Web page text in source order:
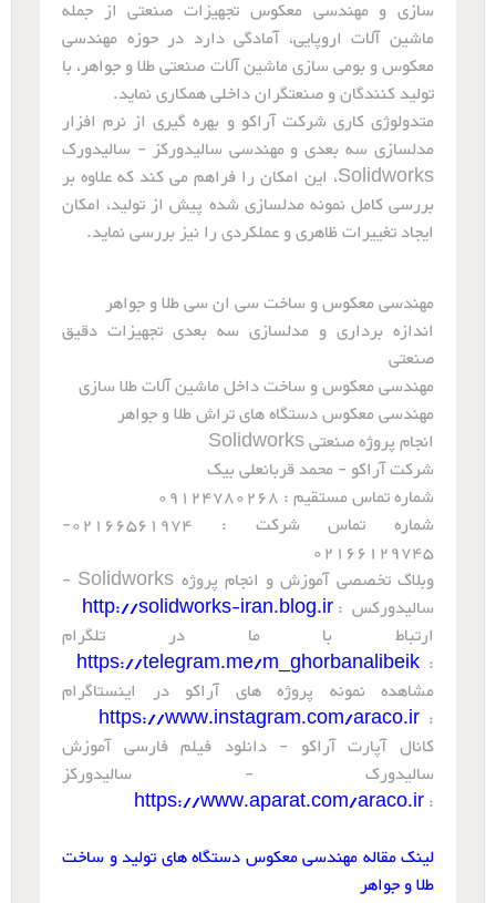
سازی و مهندسی معکوس تجهیزات صنعتی از جمله
ماشین آلات اروپایی، آمادگی دارد در حوزه مهندسی
معکوس و بومی سازی ماشین آلات صنعتی طلا و جواهر، با
تولید کنندگان و صنعتگران داخلی همکاری نماید.
متدولوژی کاری شرکت آراکو و بهره گیری از نرم افزار
مدلسازی سه بعدی و مهندسی سالیدورکز - سالیدورک
Solidworks، این امکان را فراهم می کند که علاوه بر
بررسی کامل نمونه مدلسازی شده پیش از تولید، امکان
ایجاد تغییرات ظاهری و عملکردی را نیز بررسی نماید.
مهندسی معکوس و ساخت سی ان سی طلا و جواهر
اندازه برداری و مدلسازی سه بعدی تجهیزات دقیق
صنعتی
مهندسی معکوس و ساخت داخل ماشین آلات طلا سازی
مهندسی معکوس دستگاه های تراش طلا و جواهر
انجام پروژه صنعتی Solidworks
شرکت آراکو - محمد قربانعلی بیک
شماره تماس مستقیم : 09124780268
شماره تماس شرکت : 02166561974-
02166129745
وبلاگ تخصصی آموزش و انجام پروژه Solidworks -
سالیدورکس :http://solidworks-iran.blog.ir
ارتباط با ما در تلگرام
:
https://telegram.me/m_ghorbanalibeik
مشاهده نمونه پروژه های آراکو در اینستاگرام
:
کانال آپارت آراکو - دانلود فیلم فارسی آموزش
سالیدورک - سالیدورکز
:
https://www.aparat.com/araco.ir
لینک مقاله مهندسی معکوس دستگاه های تولید و ساخت
طلا و جواهر